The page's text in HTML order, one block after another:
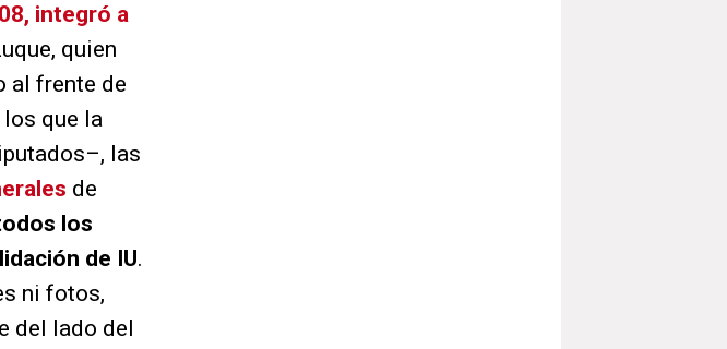
integró a
quien
al frente de
los que la
las
de
los
de IU.
ni fotos,
del lado del